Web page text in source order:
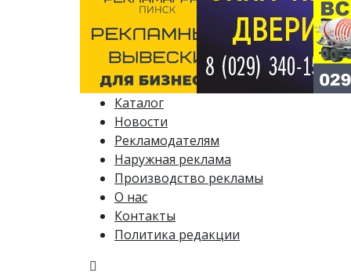
Каталог
Новости
Рекламодателям
Наружная реклама
Производство рекламы
О нас
Контакты
Политика редакции